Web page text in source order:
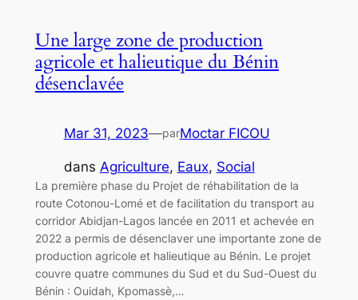
Une large zone de production
agricole et halieutique du Bénin
désenclavée
Mar 31, 2023—parMoctar FICOU
dans Agriculture, Eaux, Social
La première phase du Projet de réhabilitation de la
route Cotonou-Lomé et de facilitation du transport au
corridor Abidjan-Lagos lancée en 2011 et achevée en
2022 a permis de désenclaver une importante zone de
production agricole et halieutique au Bénin. Le projet
couvre quatre communes du Sud et du Sud-Ouest du
Bénin : Ouidah, Kpomassè,…